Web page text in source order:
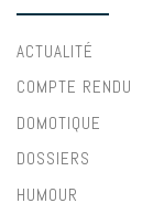
ACTUALITÉ
COMPTE RENDU
DOMOTIQUE
DOSSIERS
HUMOUR